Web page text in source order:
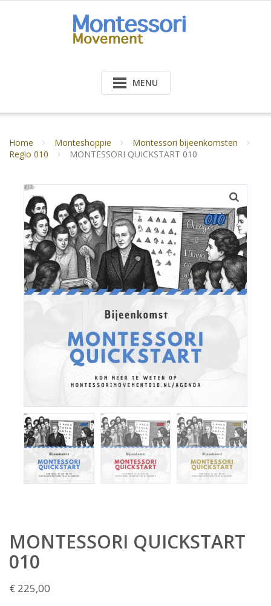
MENU
Home Monteshoppie
Montessori bijeenkomsten
Regio 010
MONTESSORI QUICKSTART 010
MONTESSORI QUICKSTART
010
€ 225,00